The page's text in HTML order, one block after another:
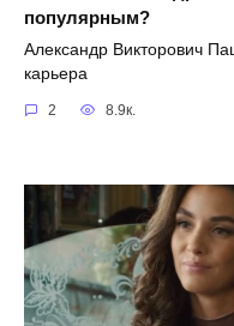
популярным?
Александр Викторович
карьера
2 8.9к.